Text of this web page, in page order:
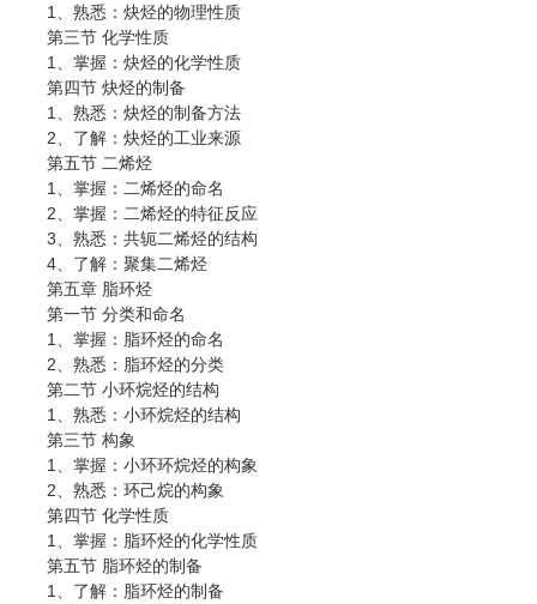
1、熟悉：炔烃的物理性质
第三节 化学性质
1、掌握：炔烃的化学性质
第四节 炔烃的制备
1、熟悉：炔烃的制备方法
2、了解：炔烃的工业来源
第五节 二烯烃
1、掌握：二烯烃的命名
2、掌握：二烯烃的特征反应
3、熟悉：共轭二烯烃的结构
4、了解：聚集二烯烃
第五章 脂环烃
第一节 分类和命名
1、掌握：脂环烃的命名
2、熟悉：脂环烃的分类
第二节 小环烷烃的结构
1、熟悉：小环烷烃的结构
第三节 构象
1、掌握：小环环烷烃的构象
2、熟悉：环己烷的构象
第四节 化学性质
1、掌握：脂环烃的化学性质
第五节 脂环烃的制备
1、了解：脂环烃的制备